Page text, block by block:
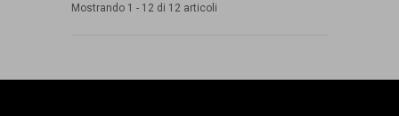
Mostrando 1 - 12 di 12 articoli